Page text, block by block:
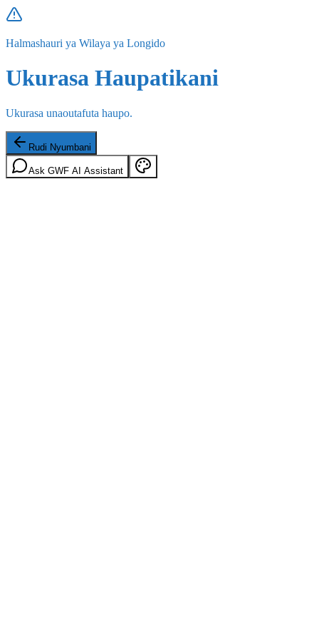
Halmashauri ya Wilaya ya Longido
Ukurasa Haupatikani
Ukurasa unaoutafuta haupo.
Rudi Nyumbani
Ask GWF AI Assistant